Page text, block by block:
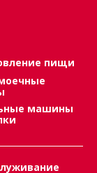
пищи
машины